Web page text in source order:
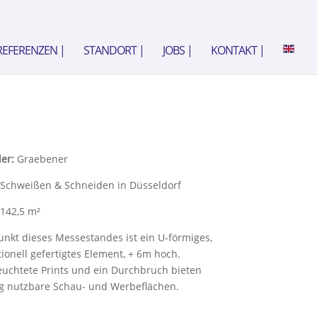
| STANDORT | JOBS | KONTAKT |
Graebener
& Schneiden in Düsseldorf
142,5 m²
dieses Messestandes ist ein U-förmiges,
gefertigtes Element, + 6m hoch.
Prints und ein Durchbruch bieten
nutzbare Schau- und Werbeflächen.